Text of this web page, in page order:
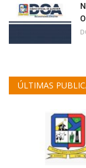
ÚLTIMAS